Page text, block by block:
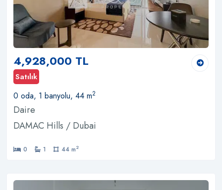
4,928,000 TL
Satılık
0 oda, 1 banyolu, 44 m2
Daire
DAMAC Hills / Dubai
0 1 44 m2